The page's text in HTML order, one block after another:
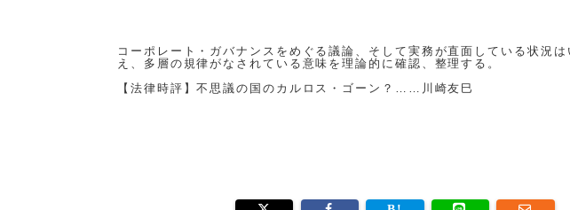
コーポレート・ガバナンスをめぐる議論、そして実務が直面している状況
え、多層の規律がなされている意味を理論的に確認、整理する。
【法律時評】不思議の国のカルロス・ゴーン？……川崎友巳